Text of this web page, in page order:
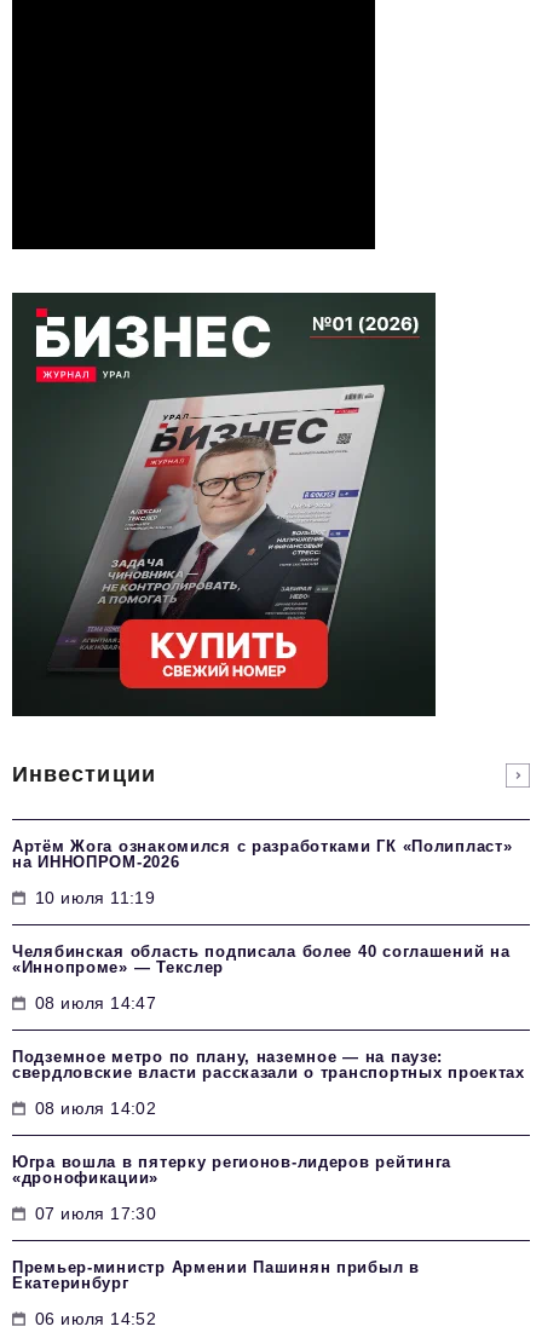
Инвестиции
Артём Жога ознакомился с разработками ГК «Полипласт»
на ИННОПРОМ-2026
10 июля 11:19
Челябинская область подписала более 40 соглашений на
«Иннопроме» — Текслер
08 июля 14:47
Подземное метро по плану, наземное — на паузе:
свердловские власти рассказали о транспортных проектах
08 июля 14:02
Югра вошла в пятерку регионов-лидеров рейтинга
«дронофикации»
07 июля 17:30
Премьер-министр Армении Пашинян прибыл в
Екатеринбург
06 июля 14:52